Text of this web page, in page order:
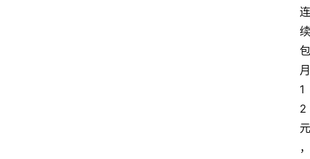
连
续
包
月
1
2
元
，